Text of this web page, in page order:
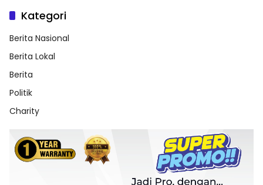
Kategori
Berita Nasional
Berita Lokal
Berita
Politik
Charity